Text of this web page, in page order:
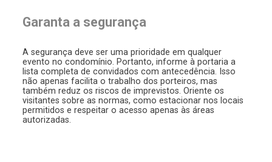
Garanta a segurança
A segurança deve ser uma prioridade em qualquer
evento no condomínio. Portanto, informe à portaria a
lista completa de convidados com antecedência. Isso
não apenas facilita o trabalho dos porteiros, mas
também reduz os riscos de imprevistos. Oriente os
visitantes sobre as normas, como estacionar nos locais
permitidos e respeitar o acesso apenas às áreas
autorizadas.